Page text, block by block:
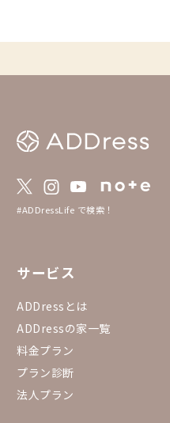
や交流を楽しむもよし、貸切利
し、シーンや気分に合った多様
を必ずご確認の上、ご予約をお
https://addresslove.notion.site/
のまるっと貸切全物件の空き状
っています。 https://
eadsheets/d/
#ADDressLife で検索！
サービス
ADDressとは
ADDressの家一覧
料金プラン
プラン診断
法人プラン